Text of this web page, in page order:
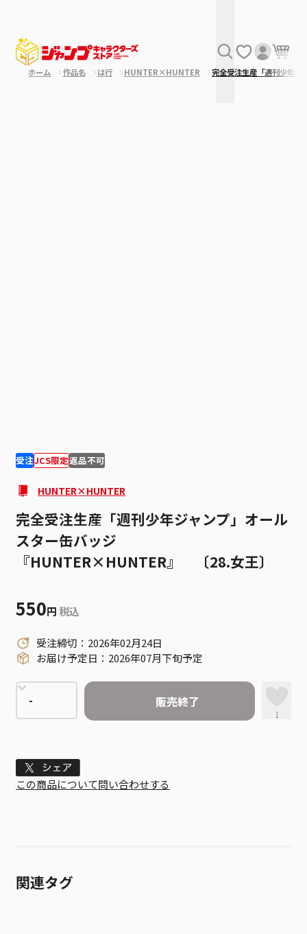
ホーム 作品名 は行 HUNTER×HUNTER 完全受注生産「週刊少年
受注JCS限定返品不可
HUNTER×HUNTER
完全受注生産「週刊少年ジャンプ」オール
スター缶バッジ
『HUNTER×HUNTER』 〔28.女王〕
550円 税込
受注締切：2026年02月24日
お届け予定日：2026年07月下旬予定
販売終了
1
Tweet
この商品について問い合わせする
関連タグ